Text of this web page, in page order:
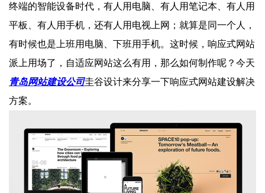
终端的智能设备时代，有人用电脑、有人用笔记本、有人用
平板、有人用手机，还有人用电视上网；就算是同一个人，
有时候也是上班用电脑、下班用手机。这时候，响应式网站
派上用场了，自适应网站这么有用，那么如何制作呢？今天
青岛网站建设公司圭谷设计来分享一下响应式网站建设解决
方案。